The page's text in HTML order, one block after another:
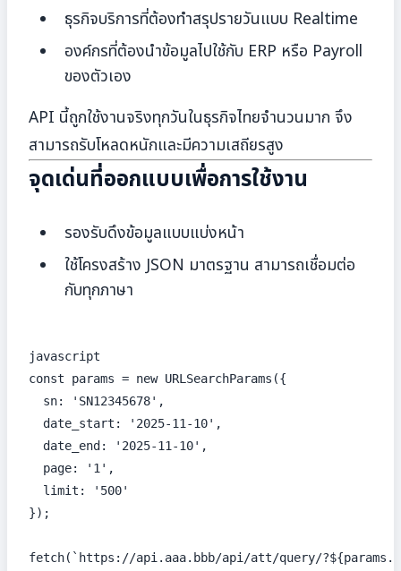
ธุรกิจบริการที่ต้องทำสรุปรายวันแบบ Realtime
องค์กรที่ต้องนำข้อมูลไปใช้กับ ERP หรือ Payroll
ของตัวเอง
API นี้ถูกใช้งานจริงทุกวันในธุรกิจไทยจำนวนมาก จึง
สามารถรับโหลดหนักและมีความเสถียรสูง
จุดเด่นที่ออกแบบเพื่อการใช้งาน
รองรับดึงข้อมูลแบบแบ่งหน้า
ใช้โครงสร้าง JSON มาตรฐาน สามารถเชื่อมต่อ
กับทุกภาษา
javascript
const params = new URLSearchParams({
  sn: 'SN12345678',
  date_start: '2025-11-10',
  date_end: '2025-11-10',
  page: '1',
  limit: '500'
});
fetch(`https://api.aaa.bbb/api/att/query/